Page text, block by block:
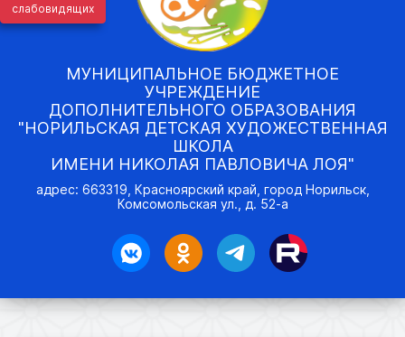
слабовидящих
МУНИЦИПАЛЬНОЕ БЮДЖЕТНОЕ
УЧРЕЖДЕНИЕ
ДОПОЛНИТЕЛЬНОГО ОБРАЗОВАНИЯ
"НОРИЛЬСКАЯ ДЕТСКАЯ ХУДОЖЕСТВЕННАЯ
ШКОЛА
ИМЕНИ НИКОЛАЯ ПАВЛОВИЧА ЛОЯ"
адрес: 663319, Красноярский край, город Норильск,
Комсомольская ул., д. 52-а